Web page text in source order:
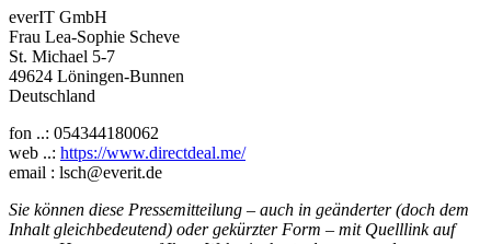
everIT GmbH
Frau Lea-Sophie Scheve
St. Michael 5-7
49624 Löningen-Bunnen
Deutschland
fon ..: 054344180062
web ..: https://www.directdeal.me/
email : lsch@everit.de
Sie können diese Pressemitteilung – auch in geänderter (doch dem
Inhalt gleichbedeutend) oder gekürzter Form – mit Quelllink auf